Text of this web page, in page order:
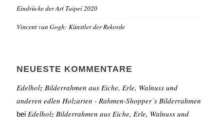
Eindrücke der Art Taipei 2020
Vincent van Gogh: Künstler der Rekorde
NEUESTE KOMMENTARE
Edelholz Bilderrahmen aus Eiche, Erle, Walnuss und
anderen edlen Holzarten - Rahmen-Shopper´s Bilderrahmen
bei Edelholz Bilderrahmen aus Eiche, Erle, Walnuss und